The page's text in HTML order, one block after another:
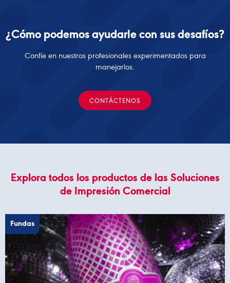
¿Cómo podemos ayudarle con sus desafíos?
Confíe en nuestros profesionales experimentados para
manejarlos.
CONTÁCTENOS
Explora todos los productos de las Soluciones
de Impresión Comercial
Fundas